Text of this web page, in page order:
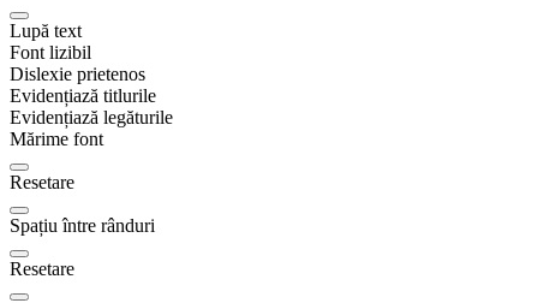
Lupă text
Font lizibil
Dislexie prietenos
Evidențiază titlurile
Evidențiază legăturile
Mărime font
Resetare
Spațiu între rânduri
Resetare